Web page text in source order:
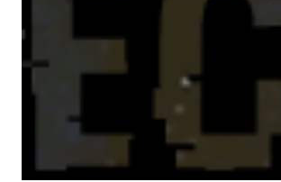
troppi libri impegnativi e davvero pochi
che non è sempre un bene. Credo che sia
causa per il mio calo di letture. Comunque,
nessun giorno fisso, però - pubblicherò
Spero che la rubrica sia di vostro
TBR+OBIETTIVI Questa è la mia tbr del